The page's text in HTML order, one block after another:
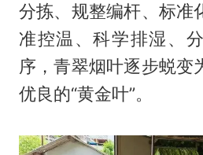
分拣、规整编杆、标准
准控温、科学排湿、
序，青翠烟叶逐步蜕变
优良的“黄金叶”。